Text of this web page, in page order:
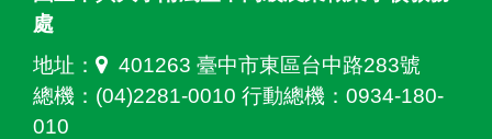
處
地址：
401263 臺中市東區台中路283號
總機：(04)2281-0010 行動總機：0934-180-
010